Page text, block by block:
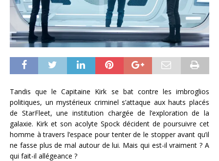
Tandis que le Capitaine Kirk se bat contre les imbroglios
politiques, un mystérieux criminel s’attaque aux hauts placés
de StarFleet, une institution chargée de l’exploration de la
galaxie. Kirk et son acolyte Spock décident de poursuivre cet
homme à travers l’espace pour tenter de le stopper avant qu’il
ne fasse plus de mal autour de lui. Mais qui est-il vraiment ? A
qui fait-il allégeance ?